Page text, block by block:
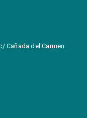
Cañada del Carmen